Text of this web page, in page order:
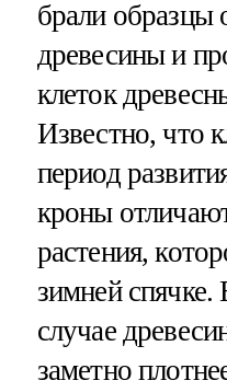
брали образцы
древесины и
клеток
Известно, что
период
кроны
растения,
зимней
случае
заметно